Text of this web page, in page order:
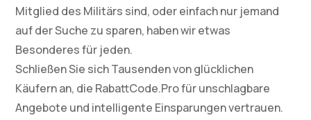
Mitglied des Militärs sind, oder einfach nur jemand
auf der Suche zu sparen, haben wir etwas
Besonderes für jeden.
Schließen Sie sich Tausenden von glücklichen
Käufern an, die RabattCode.Pro für unschlagbare
Angebote und intelligente Einsparungen vertrauen.